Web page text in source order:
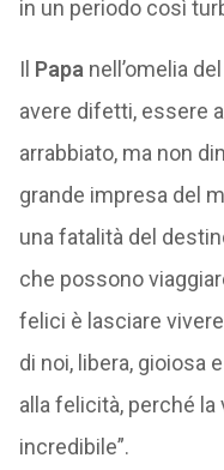
in un periodo così
Il Papa nell’omelia
avere difetti, essere
arrabbiato, ma non
grande impresa del
una fatalità del
che possono
felici è lasciare
di noi, libera, gioiosa
alla felicità, perché
incredibile”.